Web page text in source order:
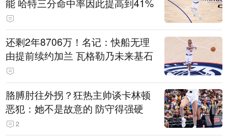
能 哈特三分命中率因此提高到41%
还剩2年8706万！名记：快船无理
由提前续约加兰 瓦格勒乃未来基石
胳膊肘往外拐？狂热主帅谈卡林顿
恶犯：她不是故意的 防守得强硬
2